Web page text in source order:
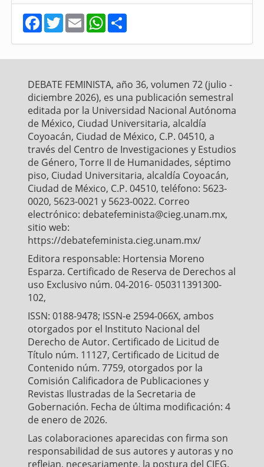
F
a
e
b
k
T
w
t
t
E
m
i
l
W
h
t
s
p
S
h
r
e
DEBATE FEMINISTA, año 36, volumen 72 (julio -
diciembre 2026), es una publicación semestral
editada por la Universidad Nacional Autónoma
de México, Ciudad Universitaria, alcaldía
Coyoacán, Ciudad de México, C.P. 04510, a
través del Centro de Investigaciones y Estudios
de Género, Torre II de Humanidades, séptimo
piso, Ciudad Universitaria, alcaldía Coyoacán,
Ciudad de México, C.P. 04510, teléfono: 5623-
0020, 5623-0021 y 5623-0022. Correo
electrónico: debatefeminista@cieg.unam.mx,
sitio web:
https://debatefeminista.cieg.unam.mx/
Editora responsable: Hortensia Moreno
Esparza. Certificado de Reserva de Derechos al
uso Exclusivo núm. 04-2016- 050311391300-
102,
ISSN: 0188-9478; ISSN-e 2594-066X, ambos
otorgados por el Instituto Nacional del
Derecho de Autor. Certificado de Licitud de
Título núm. 11127, Certificado de Licitud de
Contenido núm. 7759, otorgados por la
Comisión Calificadora de Publicaciones y
Revistas Ilustradas de la Secretaria de
Gobernación. Fecha de última modificación: 4
de enero de 2026.
Las colaboraciones aparecidas con firma son
responsabilidad de sus autores y autoras y no
reflejan, necesariamente, la postura del CIEG.